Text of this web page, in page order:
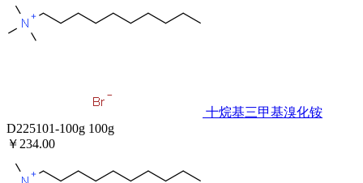
十烷基三甲基溴化铵
D225101-100g 100g
￥234.00